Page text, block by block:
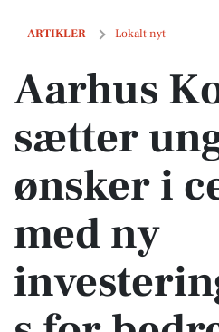
ARTIKLER Lokalt nyt
Aarhus Kommune sætter unges
Aarhus
sætter
ønsker i
med ny